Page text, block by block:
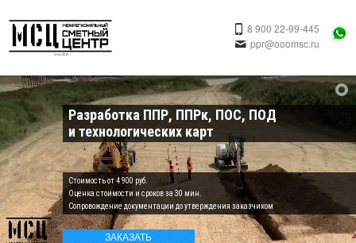
8 900 22-99-445
ppr@ooomsc.ru
Cтоимость от 4 900 руб.
Оценка стоимости и сроков за 30 мин.
Cопровождение документации до утверждения заказчиком
Разработка ППР, ППРк, ПОС, ПОД
и технологических карт
ЗАКАЗАТЬ